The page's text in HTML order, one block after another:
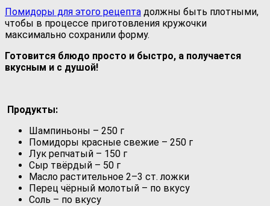
Помидоры для этого рецепта должны быть плотными,
чтобы в процессе приготовления кружочки
максимально сохранили форму.
Готовится блюдо просто и быстро, а получается
вкусным и с душой!
Продукты:
Шампиньоны – 250 г
Помидоры красные свежие – 250 г
Лук репчатый – 150 г
Сыр твёрдый – 50 г
Масло растительное 2–3 ст. ложки
Перец чёрный молотый – по вкусу
Соль – по вкусу